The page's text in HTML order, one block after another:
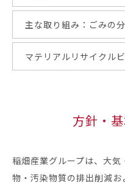
主な取り組み：ごみの
マテリアルリサイクル
方針・
稲畑産業グループは、大
物・汚染物質の排出削減